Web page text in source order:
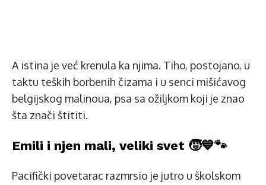
A istina je već krenula ka njima. Tiho, postojano, u
taktu teških borbenih čizama i u senci mišićavog
belgijskog malinoua, psa sa ožiljkom koji je znao
šta znači štititi.
Emili i njen mali, veliki svet 🧒💙🐾
Pacifički povetarac razmrsio je jutro u školskom